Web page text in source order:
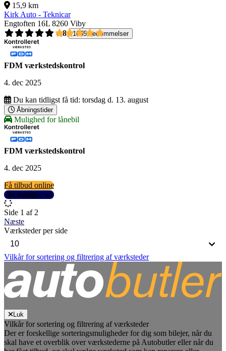
15,9 km
Kirk Auto - Teknicar
Engtoften 16L 8260 Viby
4,8
1055 bedømmelser
FDM værkstedskontrol
4. dec 2025
Du kan tidligst få tid: torsdag d. 13. august
Åbningstider
Mulighed for lånebil
FDM værkstedskontrol
4. dec 2025
Få tilbud online
Se detaljer
Side 1 af 2
Næste
Værksteder per side
Vilkår for sortering og filtrering af værksteder
Luk
Vilkår for sortering og filtrering af værksteder
Der er forskellige sorteringsmuligheder for dig som bilejer, når du
skal have et overblik over værkstederne på Autobutler eller når du